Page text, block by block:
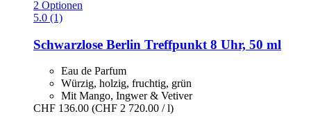
2 Optionen
5.0 (1)
Schwarzlose Berlin Treffpunkt 8 Uhr, 50 ml
Eau de Parfum
Würzig, holzig, fruchtig, grün
Mit Mango, Ingwer & Vetiver
CHF 136.00 (CHF 2 720.00 / l)